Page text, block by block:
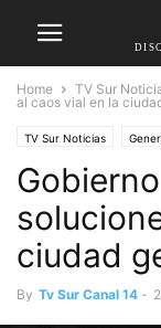
Home TV Sur
al caos vial en la
TV Sur Noticias
ciudad
By Tv Sur Canal 14 -